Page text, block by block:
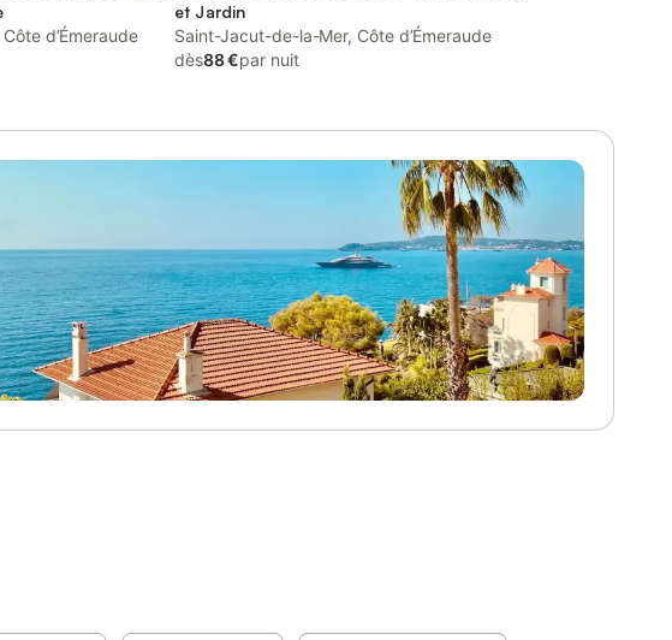
d’Émeraude
et Jardin
Saint-Jacut-de-la-Mer, Côte d’Émeraude
dès88 €par nuit